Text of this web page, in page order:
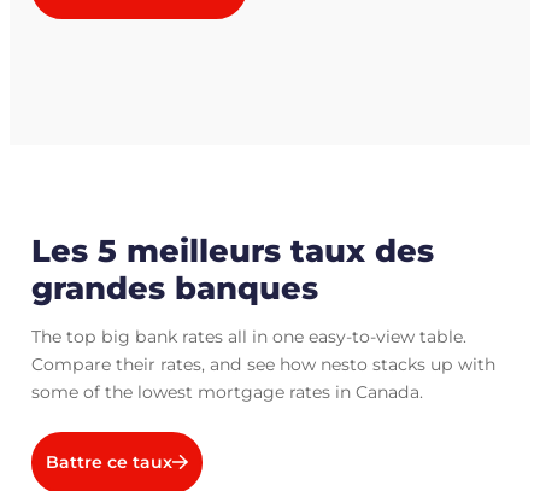
Les 5 meilleurs taux des
grandes banques
The top big bank rates all in one easy-to-view table.
Compare their rates, and see how nesto stacks up with
some of the lowest mortgage rates in Canada.
Battre ce taux